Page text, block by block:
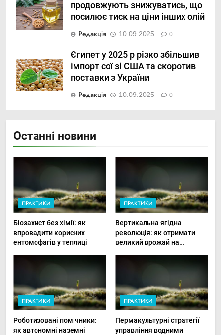
продовжують знижуватись, що
посилює тиск на ціни інших олій
Редакція 10.09.2025 0
Єгипет у 2025 р різко збільшив
імпорт сої зі США та скоротив
поставки з України
Редакція 10.09.2025 0
Останні новини
ПРАКТИКИ
Біозахист без хімії: як
впровадити корисних
ентомофагів у теплиці
ПРАКТИКИ
Вертикальна ягідна
революція: як отримати
великий врожай на
ПРАКТИКИ
Роботизовані помічники:
як автономні наземні
ПРАКТИКИ
Пермакультурні стратегії
управління водними